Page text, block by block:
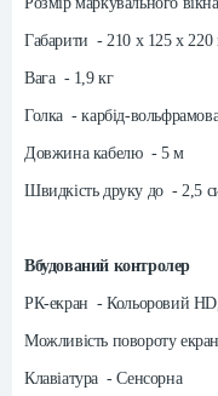
Габарити - 210 х 125 х
Вага - 1,9 кг
Голка - карбід-
Довжина кабелю - 5 м
Швидкість друку до - 2,5
Вбудований контролер
РК-екран - Кольоровий
Можливість повороту
Клавіатура - Сенсорна